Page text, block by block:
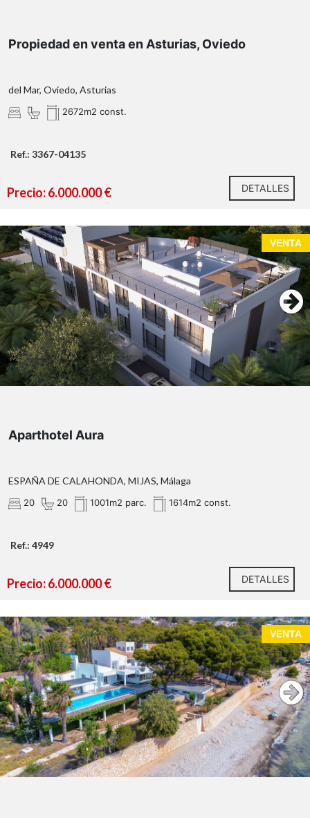
Cubriendo una extensa zona de 35 hectáreas, tiene
distancia.
Propiedad en venta en Asturias, Oviedo
del Mar, Oviedo, Asturias
2672m2 const.
Ref.: 3367-04135
Precio: 6.000.000 € DETALLES
VENTA
Aparthotel Aura
ESPAÑA DE CALAHONDA, MIJAS, Málaga
20 20 1001m2 parc. 1614m2 const.
Ref.: 4949
Precio: 6.000.000 € DETALLES
VENTA